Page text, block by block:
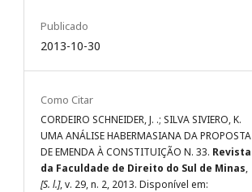
Publicado
2013-10-30
Como Citar
CORDEIRO SCHNEIDER, J. .; SILVA SIVIERO, K.
UMA ANÁLISE HABERMASIANA DA PROPOSTA
DE EMENDA À CONSTITUIÇÃO N. 33. Revista
da Faculdade de Direito do Sul de Minas,
[S. l.], v. 29, n. 2, 2013. Disponível em: